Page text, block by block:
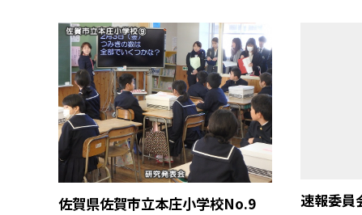
佐賀県佐賀市立本庄小学校No.9 速報委員